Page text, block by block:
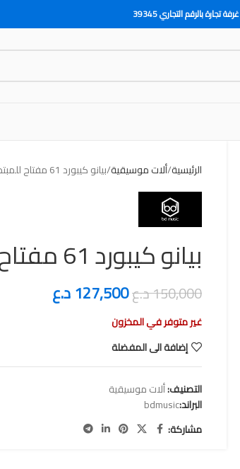
بالرقم التجاري 39345
الرئيسية ألات موسيقية بيانو كيبورد 61 مفتاح للمبتدئين
بيانو كيبورد 61 مفتاح للمبتدئين
150,000د.ع127,500د.ع
غير متوفر في المخزون
إضافة الى المفضلة
التصنيف:ألات موسيقية
البراند:bdmusic
مشاركة: